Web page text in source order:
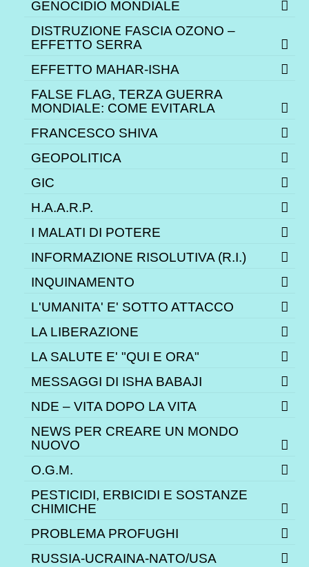
GENOCIDIO MONDIALE
DISTRUZIONE FASCIA OZONO –
EFFETTO SERRA
EFFETTO MAHAR-ISHA
FALSE FLAG, TERZA GUERRA
MONDIALE: COME EVITARLA
FRANCESCO SHIVA
GEOPOLITICA
GIC
H.A.A.R.P.
I MALATI DI POTERE
INFORMAZIONE RISOLUTIVA (R.I.)
INQUINAMENTO
L'UMANITA' E' SOTTO ATTACCO
LA LIBERAZIONE
LA SALUTE E' "QUI E ORA"
MESSAGGI DI ISHA BABAJI
NDE – VITA DOPO LA VITA
NEWS PER CREARE UN MONDO
NUOVO
O.G.M.
PESTICIDI, ERBICIDI E SOSTANZE
CHIMICHE
PROBLEMA PROFUGHI
RUSSIA-UCRAINA-NATO/USA